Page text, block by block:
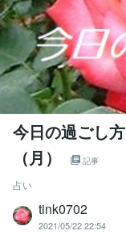
今日の過ごし
（月）
記事
占い
tink0702
2021/05/22 22:54